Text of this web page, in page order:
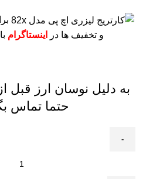
و تخفیف ها در
اینستاگرام
به دلیل نوسان ارز قبل از
حتما تماس